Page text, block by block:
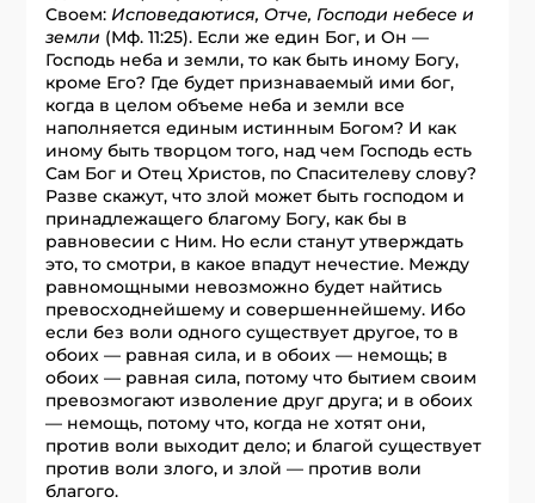
Своем:Исповедаютися, Отче, Господи небесе и
земли (Мф. 11:25). Если же един Бог, и Он —
Господь неба и земли, то как быть иному Богу,
кроме Его? Где будет признаваемый ими бог,
когда в целом объеме неба и земли все
наполняется единым истинным Богом? И как
иному быть творцом того, над чем Господь есть
Сам Бог и Отец Христов, по Спасителеву слову?
Разве скажут, что злой может быть господом и
принадлежащего благому Богу, как бы в
равновесии с Ним. Но если станут утверждать
это, то смотри, в какое впадут нечестие. Между
равномощными невозможно будет найтись
превосходнейшему и совершеннейшему. Ибо
если без воли одного существует другое, то в
обоих — равная сила, и в обоих — немощь; в
обоих — равная сила, потому что бытием своим
превозмогают изволение друг друга; и в обоих
— немощь, потому что, когда не хотят они,
против воли выходит дело; и благой существует
против воли злого, и злой — против воли
благого.